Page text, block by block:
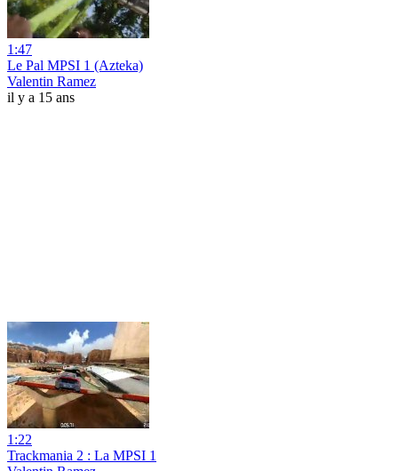
1:47
Le Pal MPSI 1 (Azteka)
Valentin Ramez
il y a 15 ans
1:22
Trackmania 2 : La MPSI 1